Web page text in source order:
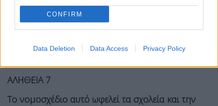
CONFIRM
Data Deletion Data Access Privacy Policy
μόνο μέχρι τις 30 Ιουνίου).
• Προβλέπεται η μετατροπή όλων των συμβάσεων
των ιδιωτικών εκπαιδευτικών σε αορίστου χρόνου
– καταργούνται οι συμβάσεις διετίας, που τους
ΑΛΗΘΕΙΑ 7
Το νομοσχέδιο αυτό ωφελεί τα σχολεία και την